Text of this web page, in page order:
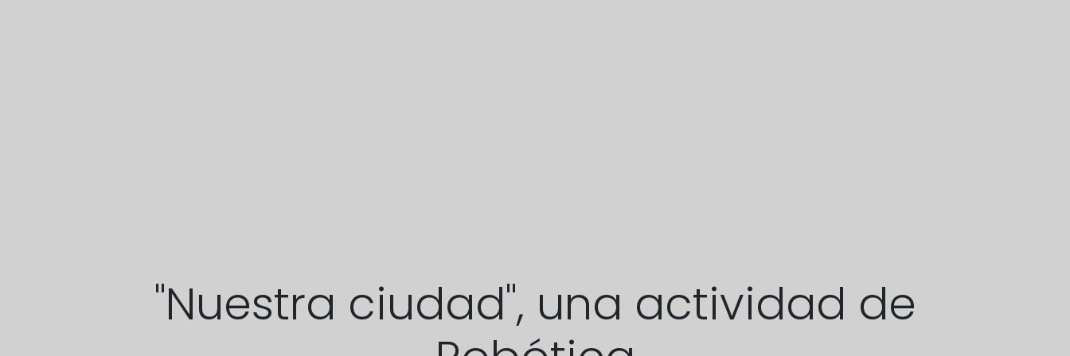
"Nuestra ciudad", una actividad de